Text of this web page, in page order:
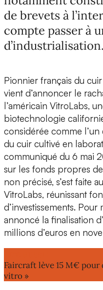
de brevets à
compte passer à
d’industrialisation.
Pionnier français du
vient d’annoncer le
l’américain VitroLabs,
biotechnologie
considérée comme l’un
du cuir cultivé en
communiqué du 6 mai
sur les fonds propres
non précisé, s’est faite
VitroLabs, réunissant
d’investissements. Pour
annoncé la finalisation
millions d’euros en
Faircraft lève 15 M€
vitro »